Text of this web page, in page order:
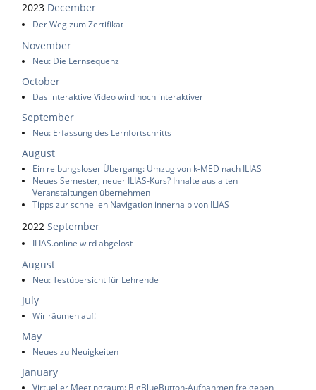
2023 December
Der Weg zum Zertifikat
November
Neu: Die Lernsequenz
October
Das interaktive Video wird noch interaktiver
September
Neu: Erfassung des Lernfortschritts
August
Ein reibungsloser Übergang: Umzug von k-MED nach ILIAS
Neues Semester, neuer ILIAS-Kurs? Inhalte aus alten
Veranstaltungen übernehmen
Tipps zur schnellen Navigation innerhalb von ILIAS
2022 September
ILIAS.online wird abgelöst
August
Neu: Testübersicht für Lehrende
July
Wir räumen auf!
May
Neues zu Neuigkeiten
January